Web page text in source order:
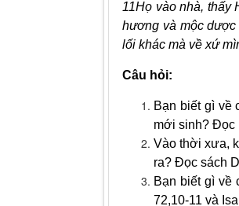
11Họ vào nhà, thấy
hương và mộc
lối khác mà về xứ
Câu hỏi:
Bạn biết gì về
mới sinh? Đọc
Vào thời xưa,
ra? Đọc sách
Bạn biết gì về
72,10-11 và